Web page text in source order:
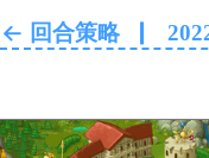
回合策略